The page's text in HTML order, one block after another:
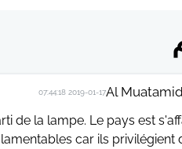
Al
2019-01-17 07:44:18
de la lampe. Le pays est
car ils privilégient